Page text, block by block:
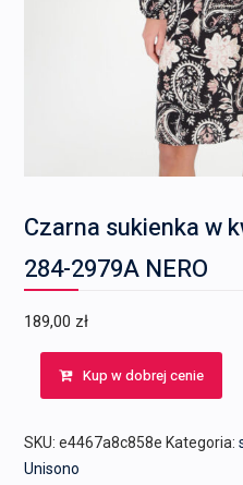
Czarna sukienka w
284-2979A NERO
189,00 zł
Kup w dobrej cenie
SKU: e4467a8c858e Kategoria:
Unisono